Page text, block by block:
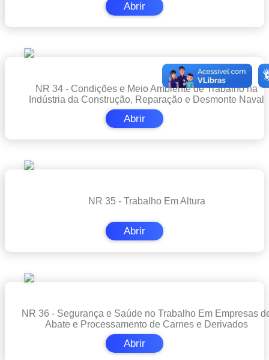
Abrir
NR 34 - Condições e Meio Ambiente de Trabalho na
Indústria da Construção, Reparação e Desmonte Naval
Abrir
NR 35 - Trabalho Em Altura
Abrir
NR 36 - Segurança e Saúde no Trabalho Em Empresas
Abate e Processamento de Carnes e Derivados
Abrir